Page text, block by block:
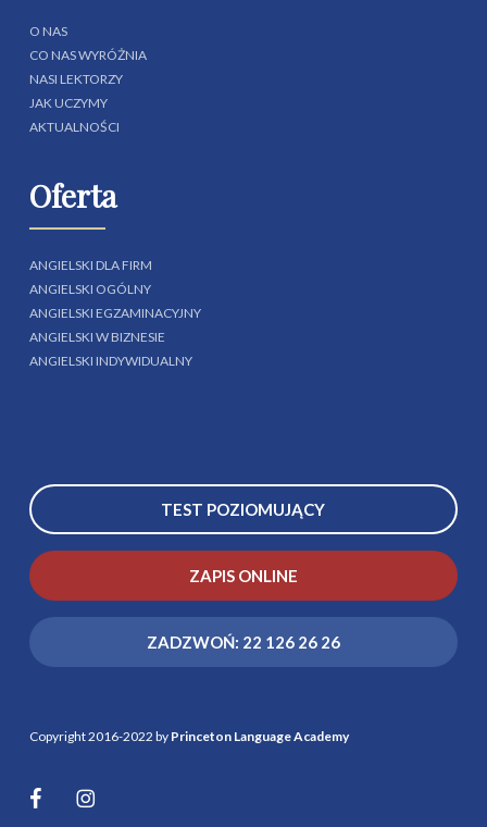
O NAS
CO NAS WYRÓŻNIA
NASI LEKTORZY
JAK UCZYMY
AKTUALNOŚCI
Oferta
ANGIELSKI DLA FIRM
ANGIELSKI OGÓLNY
ANGIELSKI EGZAMINACYJNY
ANGIELSKI W BIZNESIE
ANGIELSKI INDYWIDUALNY
TEST POZIOMUJĄCY
ZAPIS ONLINE
ZADZWOŃ: 22 126 26 26
Copyright 2016-2022 by Princeton Language Academy